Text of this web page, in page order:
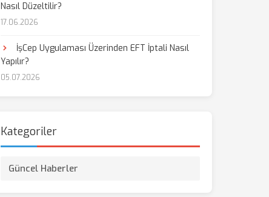
Nasıl Düzeltilir?
17.06.2026
İşCep Uygulaması Üzerinden EFT İptali Nasıl
Yapılır?
05.07.2026
Kategoriler
Güncel Haberler